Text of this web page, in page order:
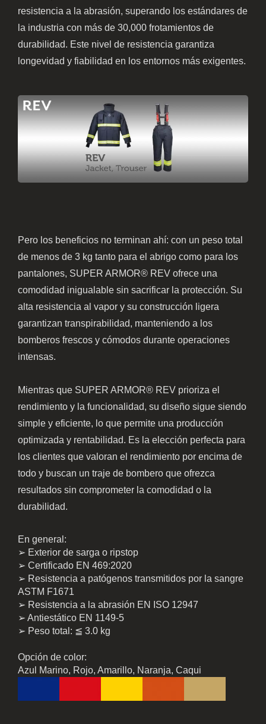
resistencia a la abrasión, superando los estándares de
la industria con más de 30,000 frotamientos de
durabilidad. Este nivel de resistencia garantiza
longevidad y fiabilidad en los entornos más exigentes.
Pero los beneficios no terminan ahí: con un peso total
de menos de 3 kg tanto para el abrigo como para los
pantalones, SUPER ARMOR® REV ofrece una
comodidad inigualable sin sacrificar la protección. Su
alta resistencia al vapor y su construcción ligera
garantizan transpirabilidad, manteniendo a los
bomberos frescos y cómodos durante operaciones
intensas.
Mientras que SUPER ARMOR® REV prioriza el
rendimiento y la funcionalidad, su diseño sigue siendo
simple y eficiente, lo que permite una producción
optimizada y rentabilidad. Es la elección perfecta para
los clientes que valoran el rendimiento por encima de
todo y buscan un traje de bombero que ofrezca
resultados sin comprometer la comodidad o la
durabilidad.
En general:
➢ Exterior de sarga o ripstop
➢ Certificado EN 469:2020
➢ Resistencia a patógenos transmitidos por la sangre
ASTM F1671
➢ Resistencia a la abrasión EN ISO 12947
➢ Antiestático EN 1149-5
➢ Peso total: ≦ 3.0 kg
Opción de color:
Azul Marino, Rojo, Amarillo, Naranja, Caqui